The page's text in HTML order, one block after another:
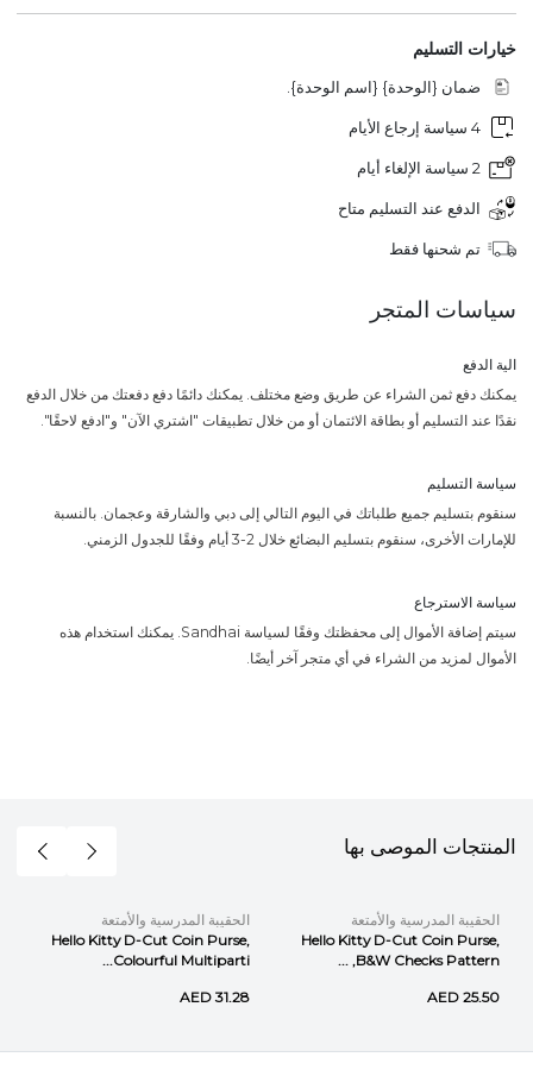
خيارات التسليم
ضمان {الوحدة} {اسم الوحدة}.
4 سياسة إرجاع الأيام
2 سياسة الإلغاء أيام
الدفع عند التسليم متاح
تم شحنها فقط
سياسات المتجر
الية الدفع
يمكنك دفع ثمن الشراء عن طريق وضع مختلف. يمكنك دائمًا دفع دفعتك من خلال الدفع
نقدًا عند التسليم أو بطاقة الائتمان أو من خلال تطبيقات "اشتري الآن" و"ادفع لاحقًا".
سياسة التسليم
سنقوم بتسليم جميع طلباتك في اليوم التالي إلى دبي والشارقة وعجمان. بالنسبة
للإمارات الأخرى، سنقوم بتسليم البضائع خلال 2-3 أيام وفقًا للجدول الزمني.
سياسة الاسترجاع
سيتم إضافة الأموال إلى محفظتك وفقًا لسياسة Sandhai. يمكنك استخدام هذه
الأموال لمزيد من الشراء في أي متجر آخر أيضًا.
المنتجات الموصى بها
الحقيبة المدرسية والأمتعة
Hello Kitty D-Cut Coin Purse,
B&W Checks Pattern, ...
AED 25.50
الحقيبة المدرسية والأمتعة
Hello Kitty D-Cut Coin Purse,
Colourful Multiparti...
AED 31.28